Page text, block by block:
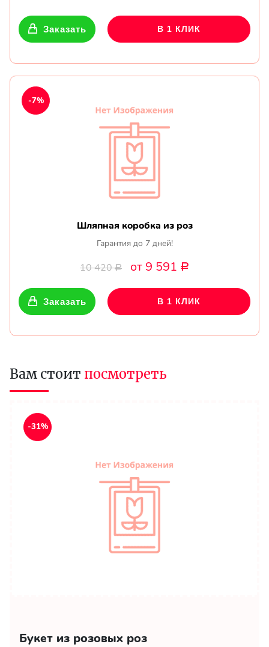
Заказать В 1 КЛИК
Шляпная коробка из роз
Гарантия до 7 дней!
10 420Р от 9 591 Р
-7%
Заказать В 1 КЛИК
Вам стоит посмотреть
-31%
Букет из розовых роз